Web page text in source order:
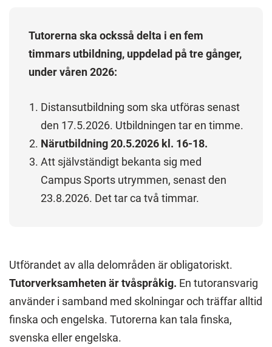
Tutorerna ska ocksså delta i en fem
timmars utbildning, uppdelad på tre gånger,
under våren 2026:
Distansutbildning som ska utföras senast
den 17.5.2026. Utbildningen tar en timme.
Närutbildning 20.5.2026 kl. 16-18.
Att självständigt bekanta sig med
Campus Sports utrymmen, senast den
23.8.2026. Det tar ca två timmar.
Utförandet av alla delområden är obligatoriskt.
Tutorverksamheten är tvåspråkig. En tutoransvarig
använder i samband med skolningar och träffar alltid
finska och engelska. Tutorerna kan tala finska,
svenska eller engelska.